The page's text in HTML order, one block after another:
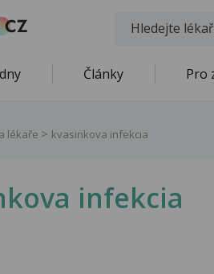
Články Pro
lékaře kvasinkova infekcia
infekcia